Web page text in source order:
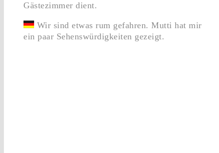
Gästezimmer dient.
Wir sind etwas rum gefahren. Mutti hat mir
ein paar Sehenswürdigkeiten gezeigt.